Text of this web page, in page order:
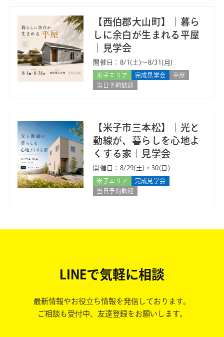
【西伯郡大山町】｜暮ら
しに余白が生まれる平屋
｜見学会
開催日：8/1(土)〜8/31(月)
米子エリア 完成見学会
平屋
当日予約歓迎
【米子市三本松】｜光と
動線が、暮らしを心地よ
くする家｜見学会
開催日：8/29(土)・30(日)
米子エリア
完成見学会
当日予約歓迎
LINEで気軽に相談
最新情報やお役立ち情報を発信しております。
ご相談も受付中、友達登録をお願いします。